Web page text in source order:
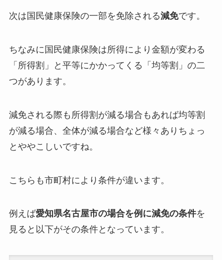
次は国民健康保険の一部を免除される減免です。
ちなみに国民健康保険は所得により金額が変わる
「所得割」と平等にかかってくる「均等割」の二
つがあります。
減免される際も所得割が減る場合もあれば均等割
が減る場合、全体が減る場合など様々ありちょっ
とややこしいですね。
こちらも市町村により条件が違います。
例えば愛知県名古屋市の場合を例に減免の条件を
見ると以下がその条件となっています。